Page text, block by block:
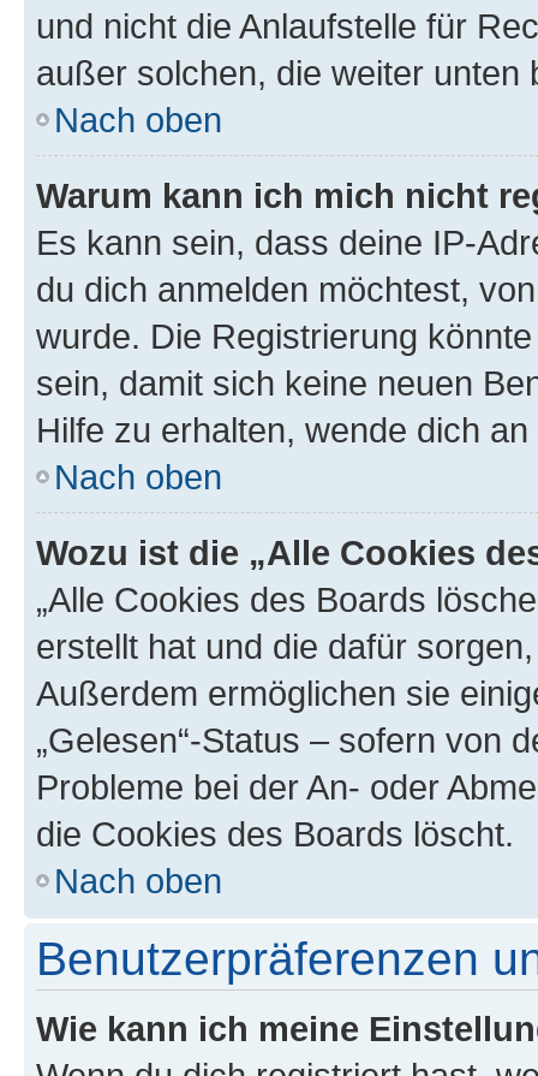
und nicht die Anlaufstelle für
außer solchen, die weiter unten
Nach oben
Warum kann ich mich nicht
Es kann sein, dass deine IP-
du dich anmelden möchtest,
wurde. Die Registrierung
sein, damit sich keine neuen
Hilfe zu erhalten, wende dich
Nach oben
Wozu ist die „Alle Cookies
„Alle Cookies des Boards
erstellt hat und die dafür
Außerdem ermöglichen sie
„Gelesen“-Status – sofern von
Probleme bei der An- oder
die Cookies des Boards löscht.
Nach oben
Benutzerpräferenzen
Wie kann ich meine